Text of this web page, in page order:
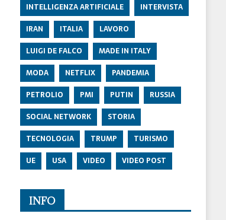
INTELLIGENZA ARTIFICIALE
INTERVISTA
IRAN
ITALIA
LAVORO
LUIGI DE FALCO
MADE IN ITALY
MODA
NETFLIX
PANDEMIA
PETROLIO
PMI PUTIN
RUSSIA
SOCIAL NETWORK
STORIA
TECNOLOGIA
TRUMP
TURISMO
UE
USA VIDEO VIDEO POST
INFO